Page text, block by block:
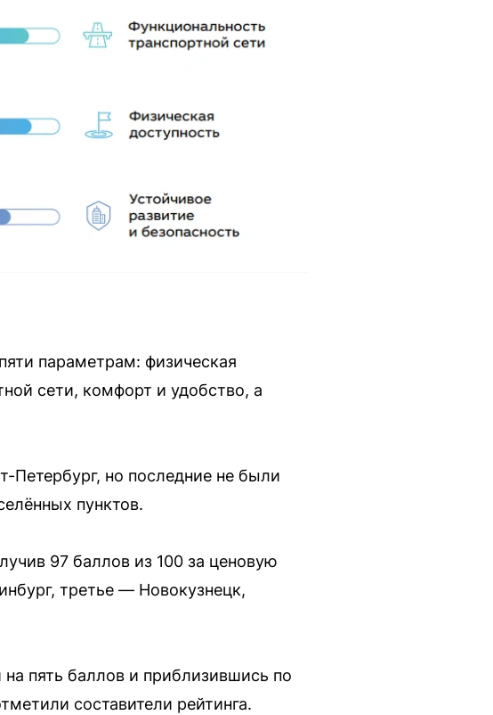
параметрам: физическая
сети, комфорт и удобство, а
Петербург, но последние не были
пунктов.
97 баллов из 100 за ценовую
третье — Новокузнецк,
пять баллов и приблизившись по
составители рейтинга.